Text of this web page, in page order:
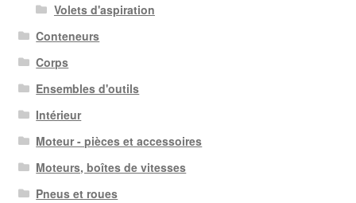
Volets d'aspiration
Conteneurs
Corps
Ensembles d'outils
Intérieur
Moteur - pièces et accessoires
Moteurs, boîtes de vitesses
Pneus et roues